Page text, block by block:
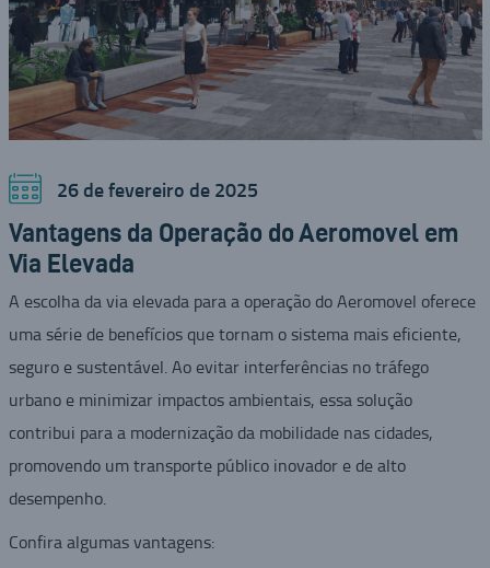
26 de fevereiro de 2025
Vantagens da Operação do Aeromovel em
Via Elevada
A escolha da via elevada para a operação do Aeromovel oferece
uma série de benefícios que tornam o sistema mais eficiente,
seguro e sustentável. Ao evitar interferências no tráfego
urbano e minimizar impactos ambientais, essa solução
contribui para a modernização da mobilidade nas cidades,
promovendo um transporte público inovador e de alto
desempenho.
Confira algumas vantagens: